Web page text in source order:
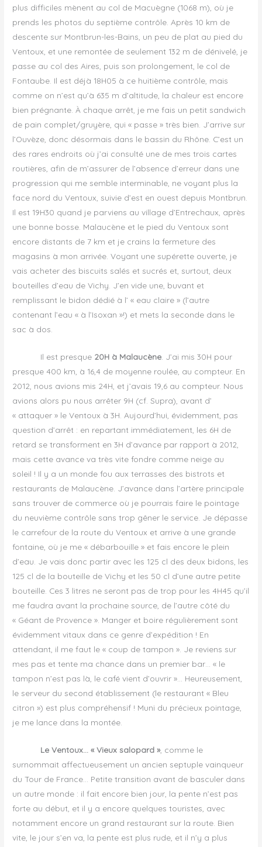
plus difficiles mènent au col de Macuègne (1068 m), où je
prends les photos du septième contrôle. Après 10 km de
descente sur Montbrun-les-Bains, un peu de plat au pied du
Ventoux, et une remontée de seulement 132 m de dénivelé, je
passe au col des Aires, puis son prolongement, le col de
Fontaube. Il est déjà 18H05 à ce huitième contrôle, mais
comme on n’est qu’à 635 m d’altitude, la chaleur est encore
bien prégnante. À chaque arrêt, je me fais un petit sandwich
de pain complet/gruyère, qui « passe » très bien. J’arrive sur
l’Ouvèze, donc désormais dans le bassin du Rhône. C’est un
des rares endroits où j’ai consulté une de mes trois cartes
routières, afin de m’assurer de l’absence d’erreur dans une
progression qui me semble interminable, ne voyant plus la
face nord du Ventoux, suivie d’est en ouest depuis Montbrun.
Il est 19H30 quand je parviens au village d’Entrechaux, après
une bonne bosse. Malaucène et le pied du Ventoux sont
encore distants de 7 km et je crains la fermeture des
magasins à mon arrivée. Voyant une supérette ouverte, je
vais acheter des biscuits salés et sucrés et, surtout, deux
bouteilles d’eau de Vichy. J’en vide une, buvant et
remplissant le bidon dédié à l’ « eau claire » (l’autre
contenant l’eau « à l’Isoxan »!) et mets la seconde dans le
sac à dos.
Il est presque 20H à Malaucène . J’ai mis 30H pour
presque 400 km, à 16,4 de moyenne roulée, au compteur. En
2012, nous avions mis 24H, et j’avais 19,6 au compteur. Nous
avions alors pu nous arrêter 9H (cf. Supra), avant d’
« attaquer » le Ventoux à 3H. Aujourd’hui, évidemment, pas
question d’arrêt : en repartant immédiatement, les 6H de
retard se transforment en 3H d’avance par rapport à 2012,
mais cette avance va très vite fondre comme neige au
soleil ! Il y a un monde fou aux terrasses des bistrots et
restaurants de Malaucène. J’avance dans l’artère principale
sans trouver de commerce où je pourrais faire le pointage
du neuvième contrôle sans trop gêner le service. Je dépasse
le carrefour de la route du Ventoux et arrive à une grande
fontaine, où je me « débarbouille » et fais encore le plein
d’eau. Je vais donc partir avec les 125 cl des deux bidons, les
125 cl de la bouteille de Vichy et les 50 cl d’une autre petite
bouteille. Ces 3 litres ne seront pas de trop pour les 4H45 qu’il
me faudra avant la prochaine source, de l’autre côté du
« Géant de Provence ». Manger et boire régulièrement sont
évidemment vitaux dans ce genre d’expédition ! En
attendant, il me faut le « coup de tampon ». Je reviens sur
mes pas et tente ma chance dans un premier bar… « le
tampon n’est pas là, le café vient d’ouvrir »… Heureusement,
le serveur du second établissement (le restaurant « Bleu
citron ») est plus compréhensif ! Muni du précieux pointage,
je me lance dans la montée.
Le Ventoux… « Vieux salopard », comme le
surnommait affectueusement un ancien septuple vainqueur
du Tour de France… Petite transition avant de basculer dans
un autre monde : il fait encore bien jour, la pente n’est pas
forte au début, et il y a encore quelques touristes, avec
notamment encore un grand restaurant sur la route. Bien
vite, le jour s’en va, la pente est plus rude, et il n’y a plus